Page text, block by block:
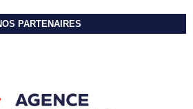
PARTENAIRES